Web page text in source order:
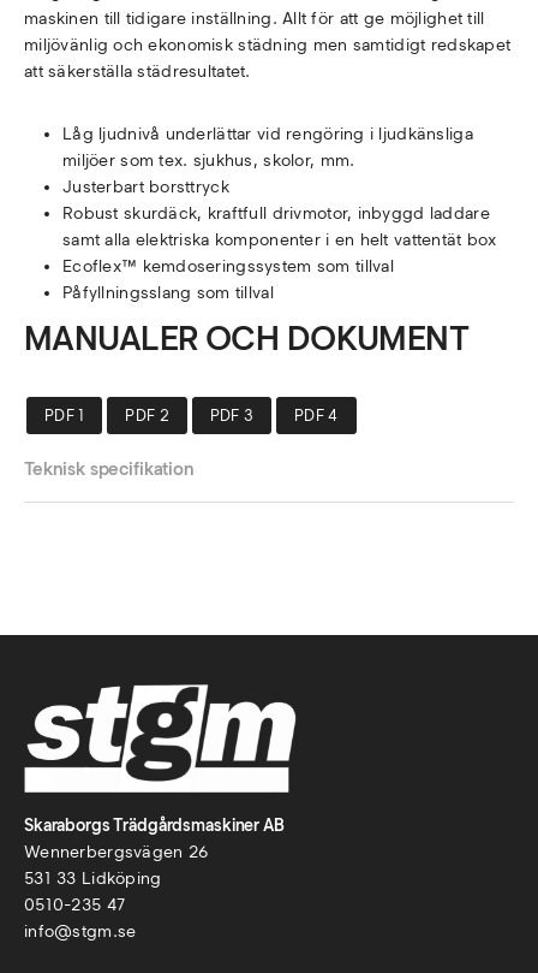
maskinen till tidigare inställning. Allt för att ge möjlighet till
miljövänlig och ekonomisk städning men samtidigt redskapet
att säkerställa städresultatet.
Låg ljudnivå underlättar vid rengöring i ljudkänsliga
miljöer som tex. sjukhus, skolor, mm.
Justerbart borsttryck
Robust skurdäck, kraftfull drivmotor, inbyggd laddare
samt alla elektriska komponenter i en helt vattentät box
Ecoflex™ kemdoseringssystem som tillval
Påfyllningsslang som tillval
MANUALER OCH DOKUMENT
PDF 1 PDF 2 PDF 3 PDF 4
Teknisk specifikation
Skaraborgs Trädgårdsmaskiner AB
Wennerbergsvägen 26
531 33 Lidköping
0510-235 47
info@stgm.se